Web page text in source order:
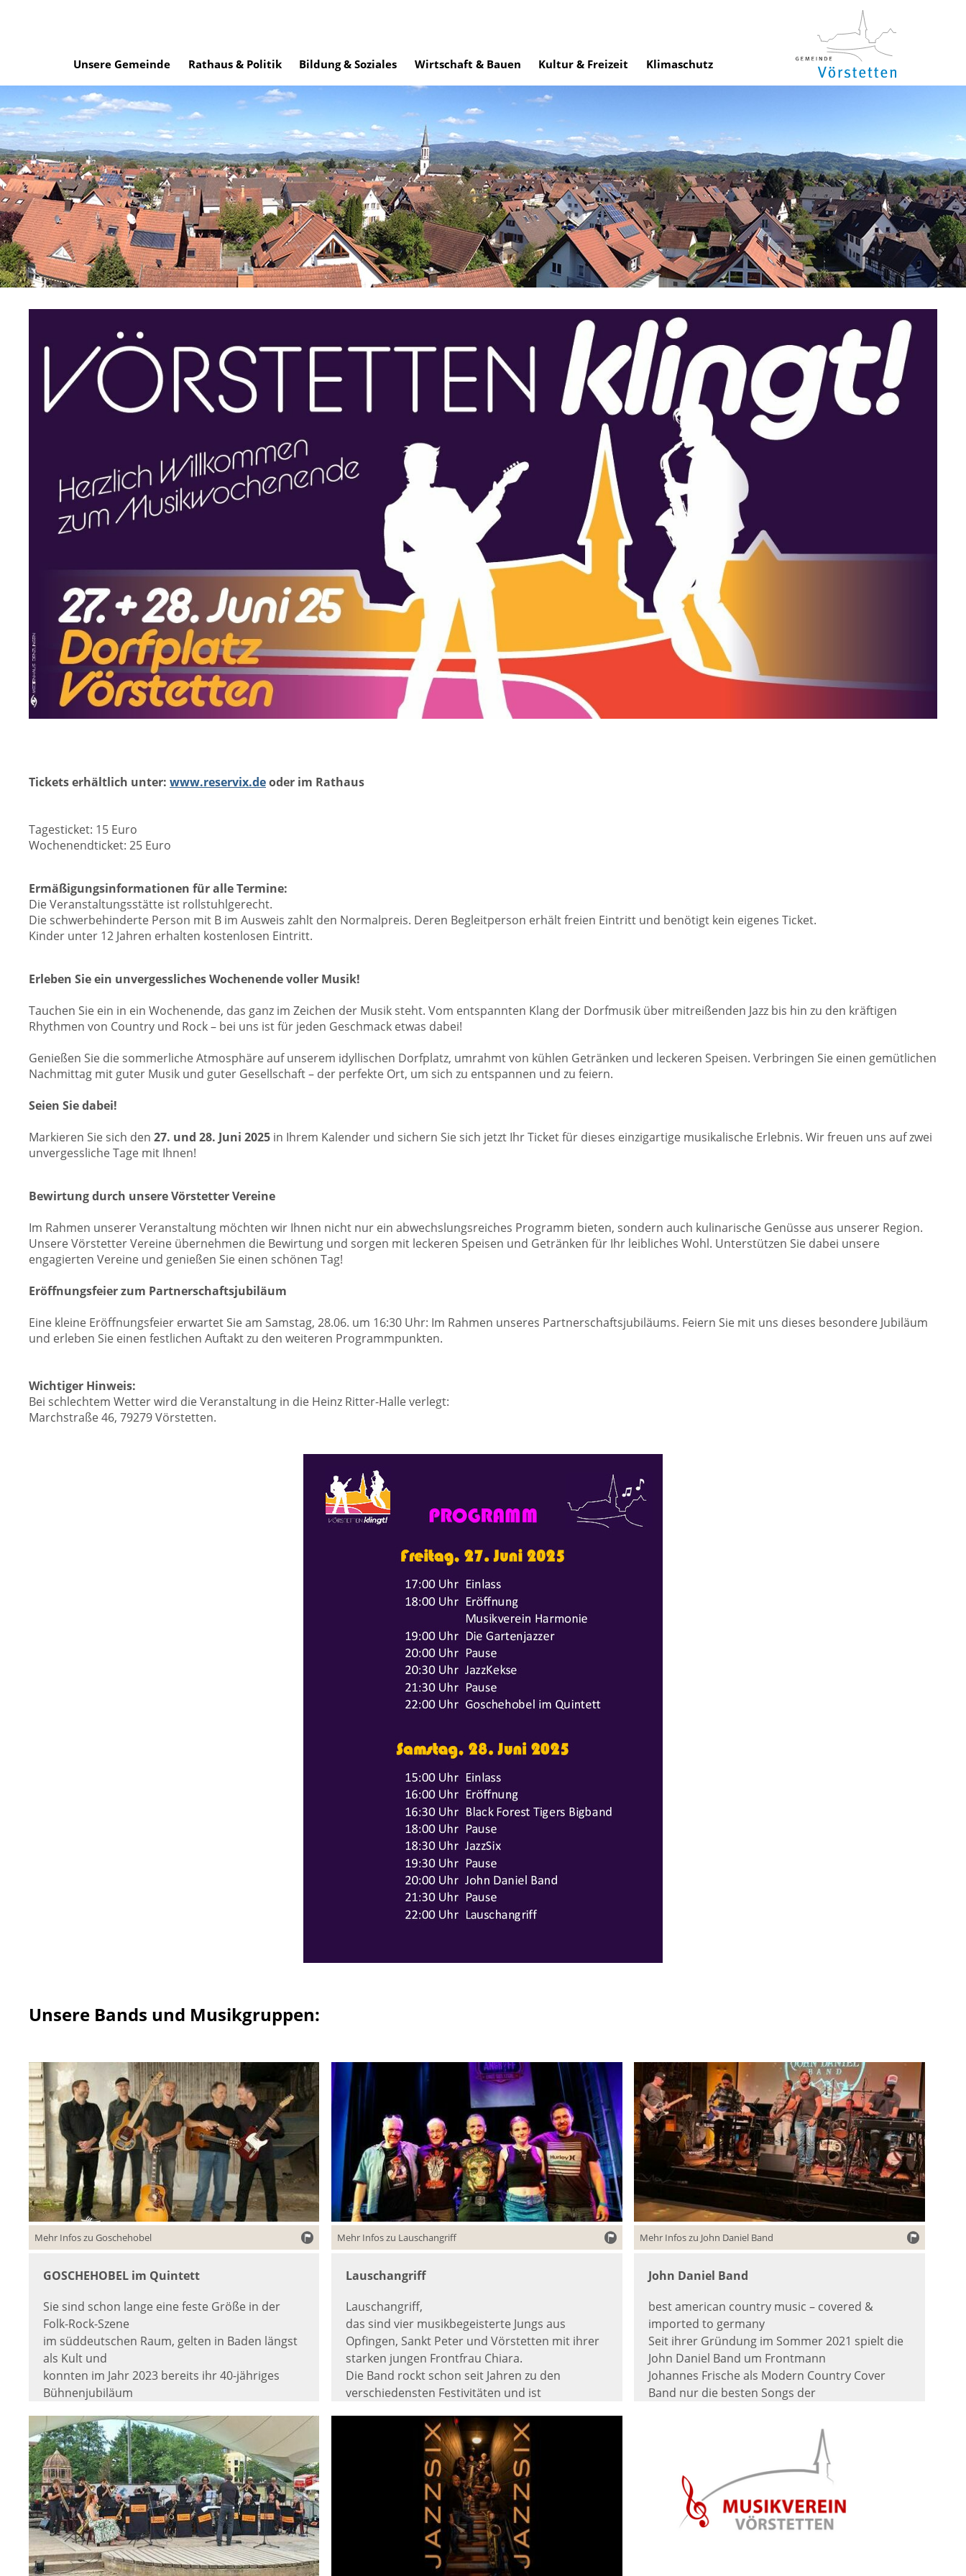
Unsere Gemeinde Rathaus & Politik Bildung & Soziales Wirtschaft & Bauen Kultur & Freizeit Klimaschutz
Tickets erhältlich unter: www.reservix.deoder im Rathaus
Tagesticket: 15 Euro
Wochenendticket: 25 Euro
Ermäßigungsinformationen für alle Termine:
Die Veranstaltungsstätte ist rollstuhlgerecht.
Die schwerbehinderte Person mit B im Ausweis zahlt den Normalpreis. Deren Begleitperson erhält freien Eintritt und benötigt kein eigenes Ticket.
Kinder unter 12 Jahren erhalten kostenlosen Eintritt.
Erleben Sie ein unvergessliches Wochenende voller Musik!
Tauchen Sie ein in ein Wochenende, das ganz im Zeichen der Musik steht. Vom entspannten Klang der Dorfmusik über mitreißenden Jazz bis hin zu den kräftigen
Rhythmen von Country und Rock – bei uns ist für jeden Geschmack etwas dabei!
Genießen Sie die sommerliche Atmosphäre auf unserem idyllischen Dorfplatz, umrahmt von kühlen Getränken und leckeren Speisen. Verbringen Sie einen gemütlichen
Nachmittag mit guter Musik und guter Gesellschaft – der perfekte Ort, um sich zu entspannen und zu feiern.
Seien Sie dabei!
Markieren Sie sich den 27. und 28. Juni 2025 in Ihrem Kalender und sichern Sie sich jetzt Ihr Ticket für dieses einzigartige musikalische Erlebnis. Wir freuen uns auf zwei
unvergessliche Tage mit Ihnen!
Bewirtung durch unsere Vörstetter Vereine
Im Rahmen unserer Veranstaltung möchten wir Ihnen nicht nur ein abwechslungsreiches Programm bieten, sondern auch kulinarische Genüsse aus unserer Region.
Unsere Vörstetter Vereine übernehmen die Bewirtung und sorgen mit leckeren Speisen und Getränken für Ihr leibliches Wohl. Unterstützen Sie dabei unsere
engagierten Vereine und genießen Sie einen schönen Tag!
Eröffnungsfeier zum Partnerschaftsjubiläum
Eine kleine Eröffnungsfeier erwartet Sie am Samstag, 28.06. um 16:30 Uhr: Im Rahmen unseres Partnerschaftsjubiläums. Feiern Sie mit uns dieses besondere Jubiläum
und erleben Sie einen festlichen Auftakt zu den weiteren Programmpunkten.
Wichtiger Hinweis:
Bei schlechtem Wetter wird die Veranstaltung in die Heinz Ritter-Halle verlegt:
Marchstraße 46, 79279 Vörstetten.
Unsere Bands und Musikgruppen:
Mehr Infos zu Goschehobel
GOSCHEHOBEL im Quintett
Sie sind schon lange eine feste Größe in der
Folk-Rock-Szene
im süddeutschen Raum, gelten in Baden längst
als Kult und
konnten im Jahr 2023 bereits ihr 40-jähriges
Bühnenjubiläum
Die beiden Musiker Eberhard Jäckle und Urban
Huber-Wölfle
haben gemeinsam mit Oliver Fabro 2022 ihre
bereits neunte
CD mit dem Titel „Zämme“ veröffentlicht.
Wie immer greifen sie textlich Themen des
Alltags auf und
schaffen dafür ein passendes musikalisches
Gewand – Rock,
Mehr Infos zu Lauschangriff
Lauschangriff
Lauschangriff,
das sind vier musikbegeisterte Jungs aus
Opfingen, Sankt Peter und Vörstetten mit ihrer
starken jungen Frontfrau Chiara.
Die Band rockt schon seit Jahren zu den
verschiedensten Festivitäten und ist
Konzerte in der Scheune des Weingut Bader in
Freiburg-Opfingen.
Die fünf Musiker begeistern durch ihre
kompromisslose Leidenschaft für fette
Rockmucke aus den 90ern. Von Blink 182 über
Greenday und Nirvana bis zu den Subway und
Wheatus - Rock, Punk, Grunge - immer nach
ihrem Motto „LAUT - GUT - LEGAL“.
Mehr Infos zu John Daniel Band
John Daniel Band
best american country music – covered &
imported to germany
Seit ihrer Gründung im Sommer 2021 spielt die
John Daniel Band um Frontmann
Johannes Frische als Modern Country Cover
Band nur die besten Songs der
mitreißende Klänge aus Folk, Country und
Bluegrass. Die Gründer Matthias Buderer und
Johannes Frische haben damit eine pulsierende
Country Band ins Leben gerufen, um
den Zauber und die gute Stimmung dieser
vielfältigen Musik auch hier zu Lande